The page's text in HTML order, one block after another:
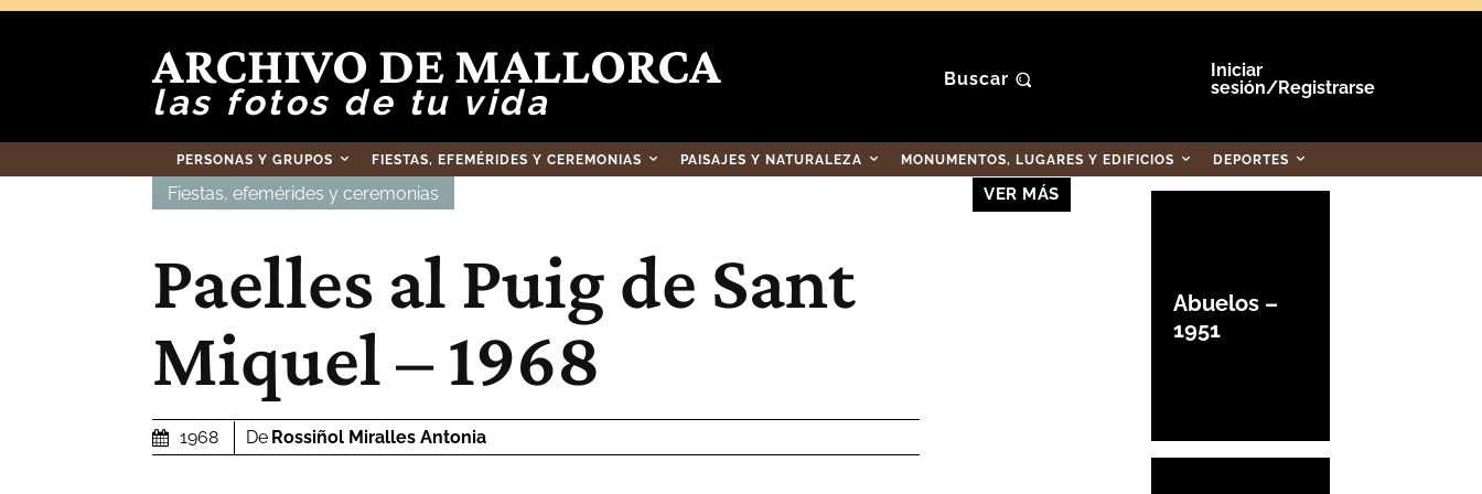
ARCHIVO DE MALLORCA
las fotos de tu vida
Buscar
Iniciar
sesión/Registrarse
PERSONAS Y GRUPOS FIESTAS, EFEMÉRIDES Y CEREMONIAS PAISAJES Y NATURALEZA MONUMENTOS, LUGARES Y EDIFICIOS DEPORTES
Fiestas, efemérides y ceremonias
Paelles al Puig de Sant
Miquel – 1968
1968 De Rossiñol Miralles Antonia
VER MÁS
Abuelos –
1951